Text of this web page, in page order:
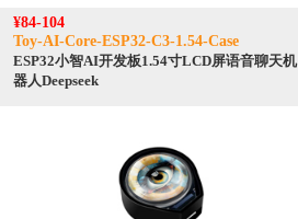
¥84-104
Toy-AI-Core-ESP32-C3-1.54-Case
ESP32小智AI开发板1.54寸LCD屏语音聊天机
器人Deepseek